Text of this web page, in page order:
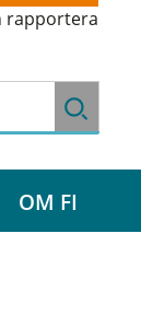
rapportera
OM FI